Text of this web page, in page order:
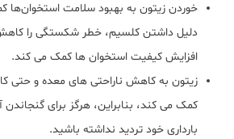
خوردن زیتون به بهبود سلامت استخوان‌ها
دلیل داشتن کلسیم، خطر شکستگی را
افزایش کیفیت استخوان ها کمک می کند.
زیتون به کاهش ناراحتی های معده و حتی
کمک می کند، بنابراین، هرگز برای گنجاندن
بارداری خود تردید نداشته باشید.